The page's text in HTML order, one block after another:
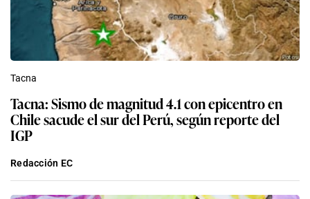
Tacna
Tacna: Sismo de magnitud 4.1 con epicentro en
Chile sacude el sur del Perú, según reporte del
IGP
Redacción EC